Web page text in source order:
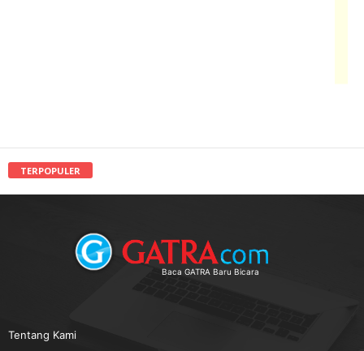
TERPOPULER
Baca GATRA Baru Bicara
Tentang Kami